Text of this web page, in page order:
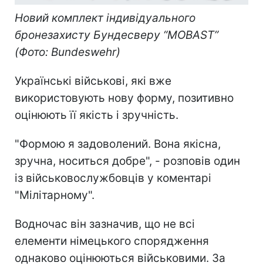
Новий комплект індивідуального
бронезахисту Бундесверу “MOBAST”
(Фото: Bundeswehr)
Українські військові, які вже
використовують нову форму, позитивно
оцінюють її якість і зручність.
"Формою я задоволений. Вона якісна,
зручна, носиться добре", - розповів один
із військовослужбовців у коментарі
"Мілітарному".
Водночас він зазначив, що не всі
елементи німецького спорядження
однаково оцінюються військовими. За